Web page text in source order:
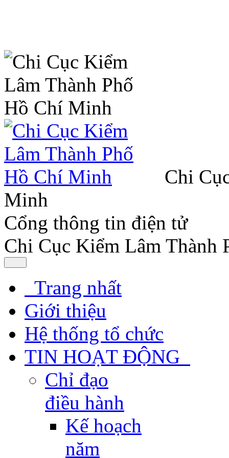
Chi
Minh
Cổng thông tin điện tử
Chi Cục Kiểm Lâm Thành
Trang nhất
Giới thiệu
Hệ thống tổ chức
TIN HOẠT ĐỘNG
Chỉ đạo
điều hành
Kế hoạch
năm